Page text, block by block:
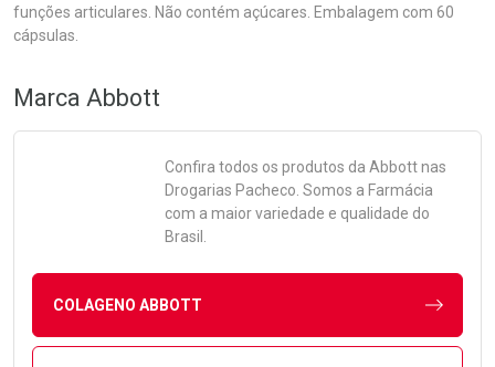
funções articulares. Não contém açúcares. Embalagem com 60
cápsulas.
Marca Abbott
Confira todos os produtos da Abbottnas
Drogarias Pacheco. Somos a Farmácia
com a maior variedade e qualidade do
Brasil.
COLAGENO ABBOTT